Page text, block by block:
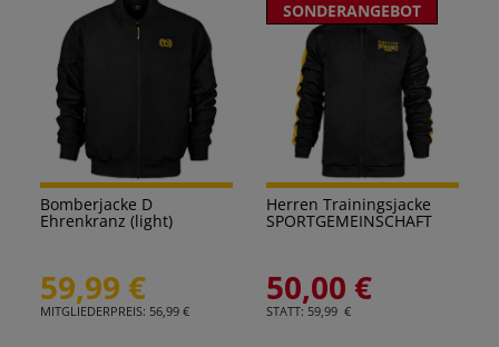
Bomberjacke D
Ehrenkranz (light)
59,99 €
MITGLIEDERPREIS: 56,99 €
SONDERANGEBOT
Herren Trainingsjacke
SPORTGEMEINSCHAFT
50,00 €
STATT: 59,99 €